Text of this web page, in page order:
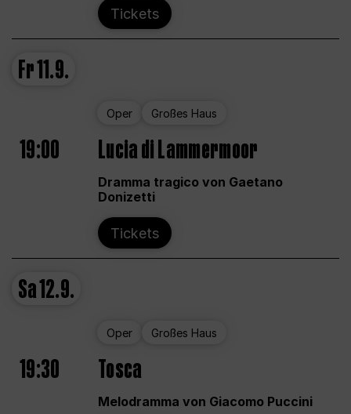
Tickets
Fr11.9.
Oper Großes Haus
19:00 Lucia di Lammermoor
Dramma tragico von Gaetano
Donizetti
Tickets
Sa12.9.
Oper Großes Haus
19:30 Tosca
Melodramma von Giacomo Puccini